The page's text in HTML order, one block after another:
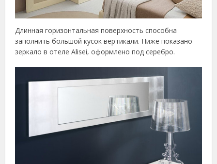
Длинная горизонтальная поверхность способна
заполнить большой кусок вертикали. Ниже показано
зеркало в отеле Alisei, оформлено под серебро.